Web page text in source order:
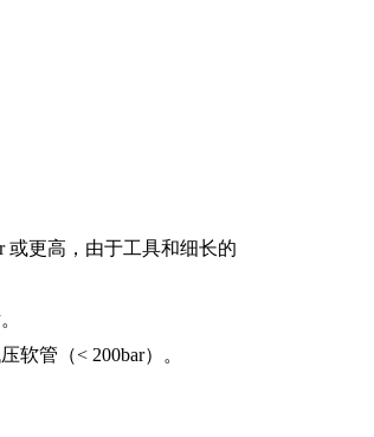
或更高，由于工具和细长的
管（< 200bar）。